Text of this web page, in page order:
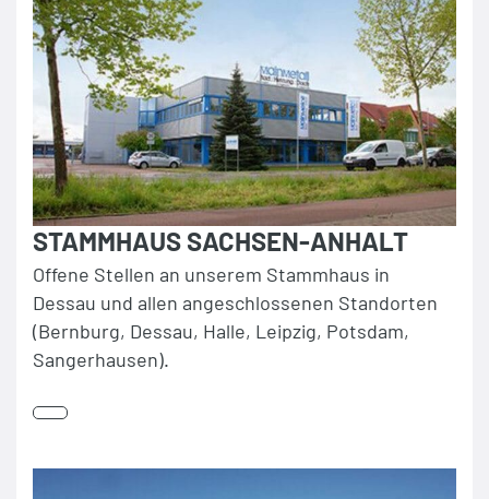
STAMMHAUS SACHSEN-ANHALT
Offene Stellen an unserem Stammhaus in
Dessau und allen angeschlossenen Standorten
(Bernburg, Dessau, Halle, Leipzig, Potsdam,
Sangerhausen).